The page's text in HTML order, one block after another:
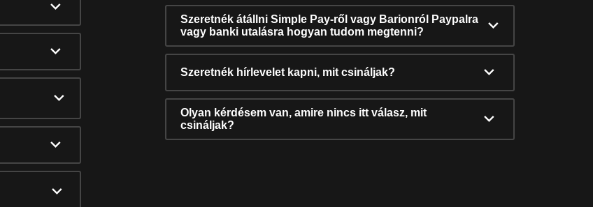
Szeretnék átállni Simple Pay-ről vagy Barionról Paypalra
vagy banki utalásra hogyan tudom megtenni?
Szeretnék hírlevelet kapni, mit csináljak?
Olyan kérdésem van, amire nincs itt válasz, mit
csináljak?